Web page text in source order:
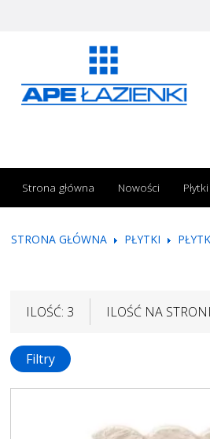
Strona główna Nowości Płytki
STRONA GŁÓWNA PŁYTKI
ILOŚĆ: 3 ILOŚĆ NA
Filtry